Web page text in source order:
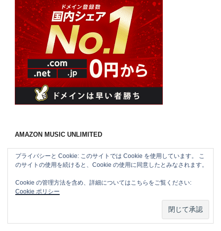
AMAZON MUSIC UNLIMITED
プライバシーと Cookie: このサイトでは Cookie を使用しています。 こ
のサイトの使用を続けると、Cookie の使用に同意したとみなされます。
Cookie の管理方法を含め、詳細についてはこちらをご覧ください:
Cookie ポリシー